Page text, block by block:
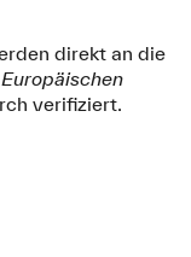
direkt an die
Europäischen
verifiziert.